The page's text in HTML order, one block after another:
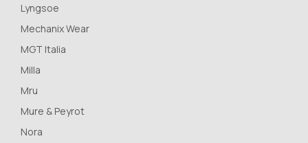
Lyngsoe
Mechanix Wear
MGT Italia
Milla
Mru
Mure & Peyrot
Nora